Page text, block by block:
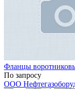
Фланцы
По запросу
ООО